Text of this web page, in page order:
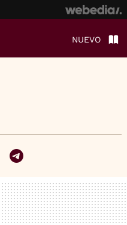
NUEVO
FacebookTelegram